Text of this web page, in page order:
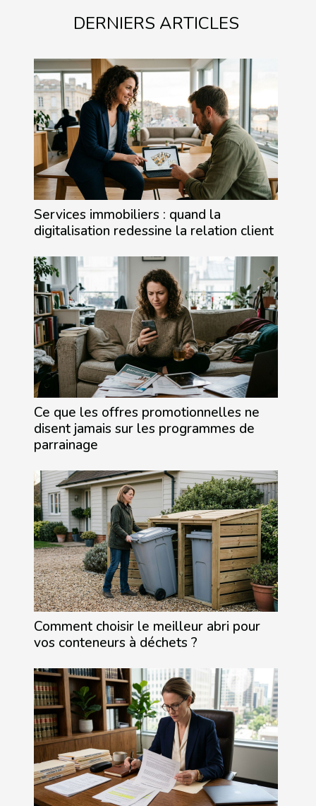
DERNIERS ARTICLES
Services immobiliers : quand la
digitalisation redessine la relation client
Ce que les offres promotionnelles ne
disent jamais sur les programmes de
parrainage
Comment choisir le meilleur abri pour
vos conteneurs à déchets ?